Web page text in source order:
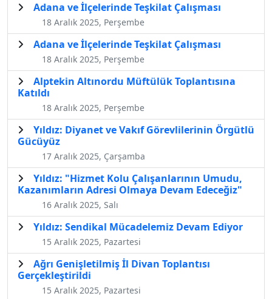
Adana ve İlçelerinde Teşkilat Çalışması
18 Aralık 2025, Perşembe
Adana ve İlçelerinde Teşkilat Çalışması
18 Aralık 2025, Perşembe
Alptekin Altınordu Müftülük Toplantısına
Katıldı
18 Aralık 2025, Perşembe
Yıldız: Diyanet ve Vakıf Görevlilerinin Örgütlü
Gücüyüz
17 Aralık 2025, Çarşamba
Yıldız: "Hizmet Kolu Çalışanlarının Umudu,
Kazanımların Adresi Olmaya Devam Edeceğiz"
16 Aralık 2025, Salı
Yıldız: Sendikal Mücadelemiz Devam Ediyor
15 Aralık 2025, Pazartesi
Ağrı Genişletilmiş İl Divan Toplantısı
Gerçekleştirildi
15 Aralık 2025, Pazartesi